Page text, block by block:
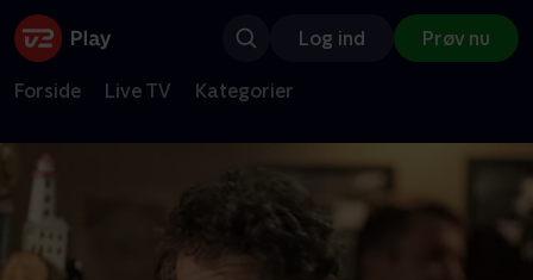
Log ind Prøv nu
Forside Live TV Kategorier